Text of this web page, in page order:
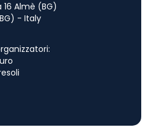
Almè (BG)
- Italy